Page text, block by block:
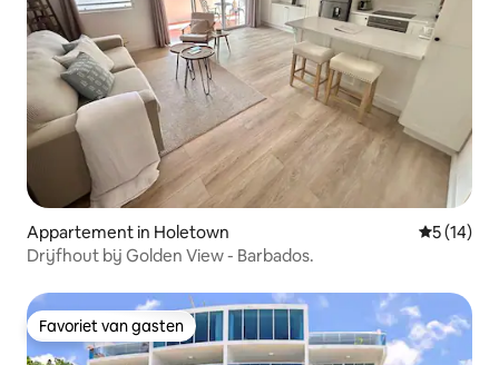
Appartement in Holetown
5 (14)
Drijfhout bij Golden View - Barbados.
Favoriet van gasten
Favoriet van gasten